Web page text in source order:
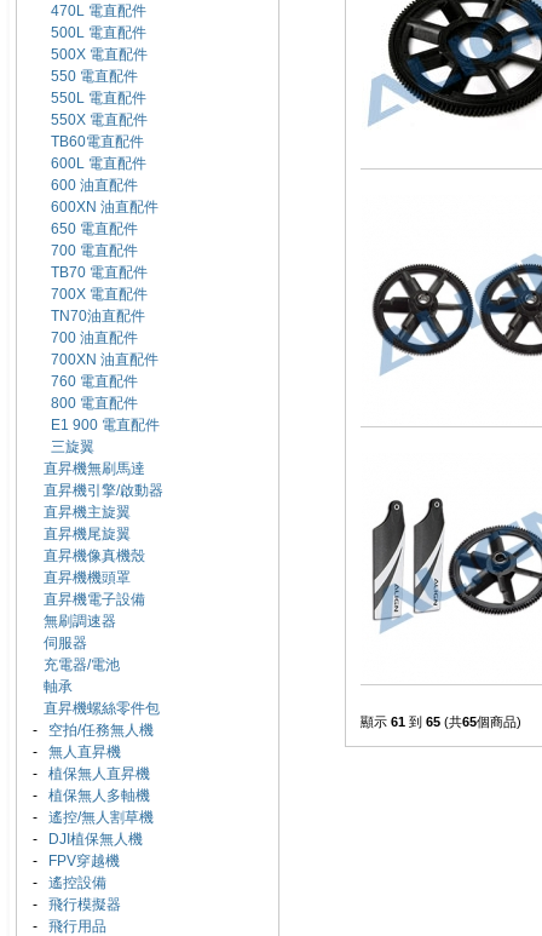
470L 電直配件
500L 電直配件
500X 電直配件
550 電直配件
550L 電直配件
550X 電直配件
TB60電直配件
600L 電直配件
600 油直配件
600XN 油直配件
650 電直配件
700 電直配件
TB70 電直配件
700X 電直配件
TN70油直配件
700 油直配件
700XN 油直配件
760 電直配件
800 電直配件
E1 900 電直配件
三旋翼
直昇機無刷馬達
直昇機引擎/啟動器
直昇機主旋翼
直昇機尾旋翼
直昇機像真機殼
直昇機機頭罩
直昇機電子設備
無刷調速器
伺服器
充電器/電池
軸承
直昇機螺絲零件包
- 空拍/任務無人機
- 無人直昇機
- 植保無人直昇機
- 植保無人多軸機
- 遙控/無人割草機
-
DJI植保無人機
-
FPV穿越機
- 遙控設備
- 飛行模擬器
- 飛行用品
顯示 61 到 65 (共65個商品)